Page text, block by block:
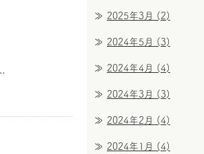
2025年3月 (2)
2024年5月 (3)
2024年4月 (4)
2024年3月 (3)
2024年2月 (4)
2024年1月 (4)